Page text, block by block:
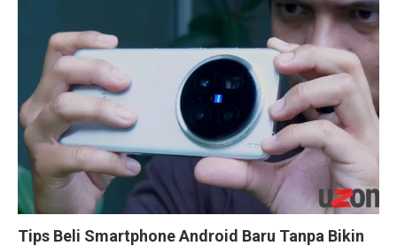
Tips Beli Smartphone Android Baru Tanpa Bikin